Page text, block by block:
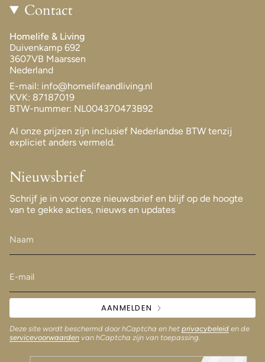
Contact
Homelife & Living
Duivenkamp 692
3607VB Maarssen
Nederland
E-mail: info@homelifeandliving.nl
KVK: 87187019
BTW-nummer: NL004370473B92
Al onze prijzen zijn inclusief Nederlandse BTW tenzij
expliciet anders vermeld.
Nieuwsbrief
Schrijf je in voor onze nieuwsbrief en blijf op de hoogte
van te gekke acties, nieuws en updates
AANMELDEN
Deze site wordt beschermd door hCaptcha en het privacybeleid en de
servicevoorwaarden van hCaptcha zijn van toepassing.